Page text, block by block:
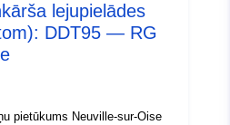
lejupielādes
DDT95 — RG
pietūkums Neuville-sur-Oise